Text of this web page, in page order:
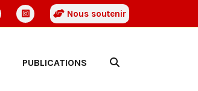
Nous soutenir
PUBLICATIONS